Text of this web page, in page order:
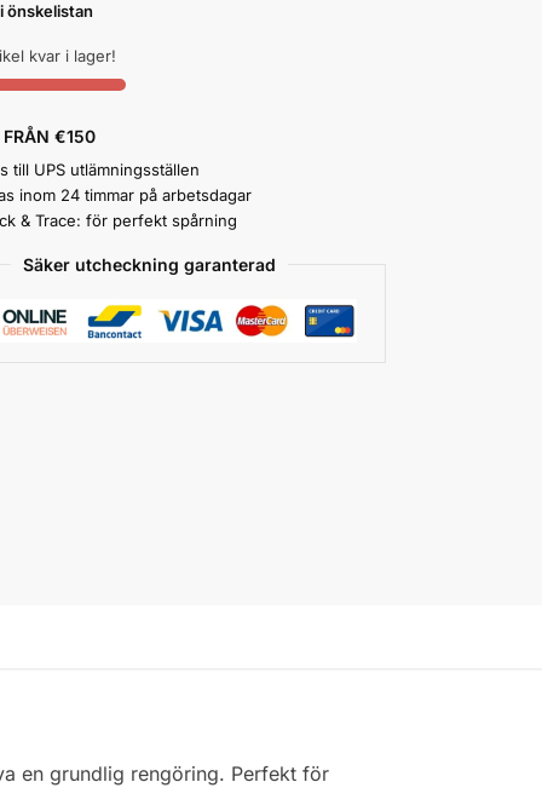
önskelistan
kvar i lager!
FRÅN €150
till UPS utlämningsställen
inom 24 timmar på arbetsdagar
& Trace: för perfekt spårning
Säker utcheckning garanterad
en grundlig rengöring. Perfekt för